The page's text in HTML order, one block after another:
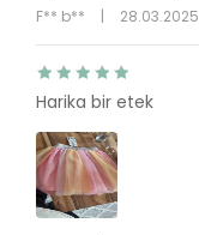
F** b** | 28.03.2025
Harika bir etek